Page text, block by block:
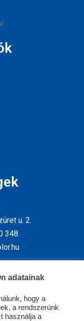
u. 2.
348
adatainak
hogy a
a rendszerünk
használja a